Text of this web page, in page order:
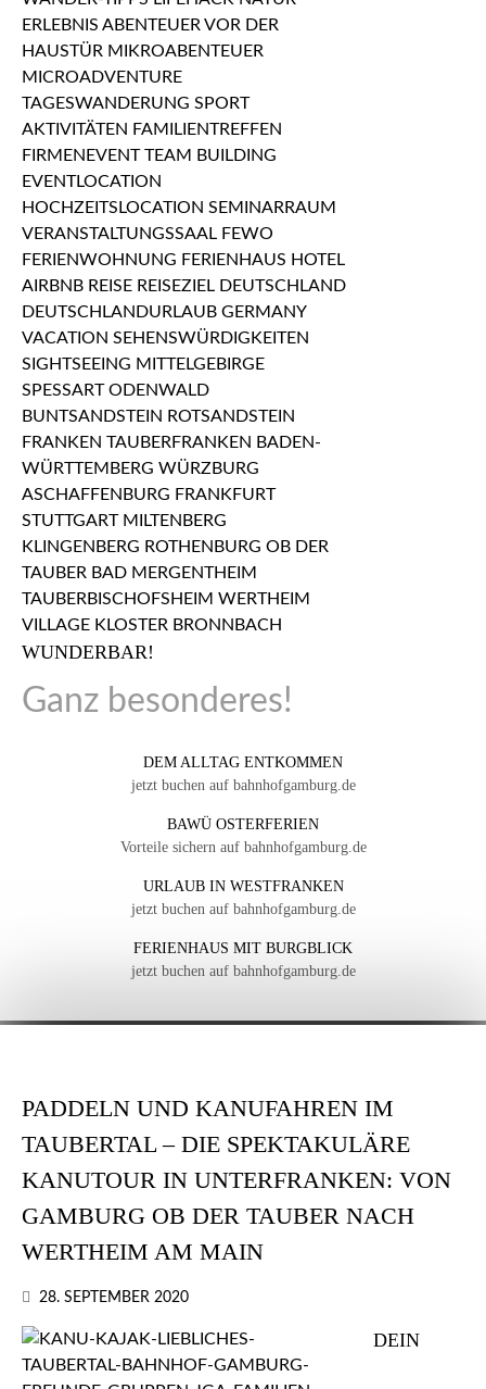
WUNDERBAR!
Ganz besonderes!
DEM ALLTAG ENTKOMMEN
jetzt buchen auf bahnhofgamburg.de
BAWÜ OSTERFERIEN
Vorteile sichern auf bahnhofgamburg.de
URLAUB IN WESTFRANKEN
jetzt buchen auf bahnhofgamburg.de
FERIENHAUS MIT BURGBLICK
jetzt buchen auf bahnhofgamburg.de
PADDELN UND KANUFAHREN IM
TAUBERTAL – DIE SPEKTAKULÄRE
KANUTOUR IN UNTERFRANKEN: VON
GAMBURG OB DER TAUBER NACH
WERTHEIM AM MAIN
28. SEPTEMBER 2020
DEIN